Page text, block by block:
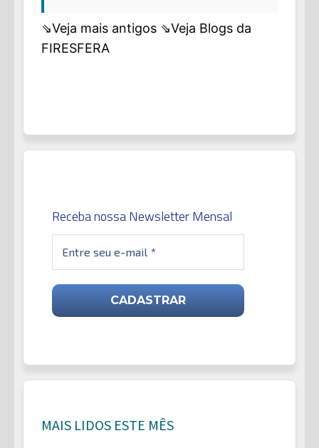
⇘Veja mais antigos ⇘Veja Blogs da
FIRESFERA
Receba nossa Newsletter Mensal
MAIS LIDOS ESTE MÊS